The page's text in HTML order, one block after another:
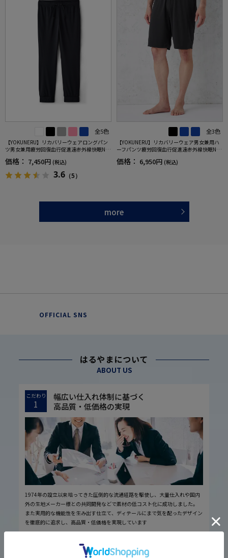
全5色
【YOKUNERU】リカバリーウェアロングパン
ツ男女兼用疲労回復血行促進遠赤外線快眠NA
NOMIX(R)【一般医療機器】SS～LLサイズ
価格： 7,450円 (税込)
3.6 （5）
全3色
【YOKUNERU】リカバリーウェア男女兼用ハ
ーフパンツ疲労回復血行促進遠赤外線快眠NA
NOMIX(R)【一般医療機器】SS～LLサイズ
価格： 6,950円 (税込)
more
OFFICIAL SNS
はるやまについて
ABOUT US
こだわり
1
幅広い仕入れ体制に基づく
高品質・低価格の実現
1974年の設立以来培ってきた圧倒的な流通経路を駆使し、大量仕入れや国内
外の生地メーカー様との共同開発などで素材の低コスト化に成功しました。
また実用的な機能性を生み出す仕立て、ディテールにまで気を配ったデザイン
を徹底的に追求し、高品質・低価格を実現しています
厳しい品質管理体制に基づく